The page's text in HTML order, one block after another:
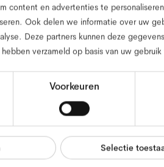
content en advertenties te
Ook delen we informatie over uw
Deze partners kunnen deze
verzameld op basis van uw gebruik
Voorkeuren
Selectie